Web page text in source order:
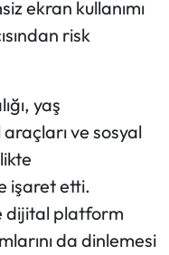
ekran kullanımı
risk
yaş
araçları ve sosyal
işaret etti.
dijital platform
da dinlemesi